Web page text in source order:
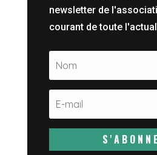
newsletter de
courant de toute